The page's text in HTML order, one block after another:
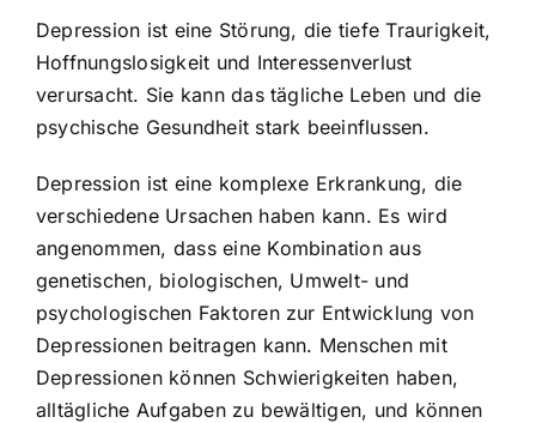
Depression ist eine Störung, die tiefe Traurigkeit,
Hoffnungslosigkeit und Interessenverlust
verursacht. Sie kann das tägliche Leben und die
psychische Gesundheit stark beeinflussen.
Depression ist eine komplexe Erkrankung, die
verschiedene Ursachen haben kann. Es wird
angenommen, dass eine Kombination aus
genetischen, biologischen, Umwelt- und
psychologischen Faktoren zur Entwicklung von
Depressionen beitragen kann. Menschen mit
Depressionen können Schwierigkeiten haben,
alltägliche Aufgaben zu bewältigen, und können